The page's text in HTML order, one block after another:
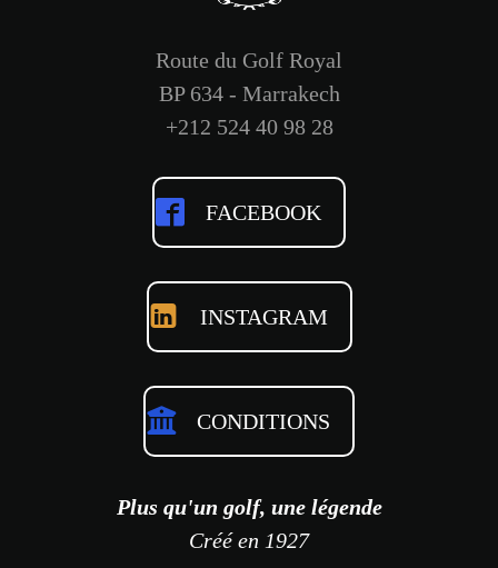
Route du Golf Royal
BP 634 - Marrakech
+212 524 40 98 28
FACEBOOK
INSTAGRAM
CONDITIONS
Plus qu'un golf, une légende
Créé en 1927